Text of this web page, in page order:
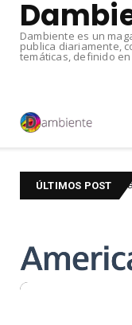
Dambiente es un
publica diariamente,
temáticas, definido en
ÚLTIMOS POST
Ricky Martin y Jwan